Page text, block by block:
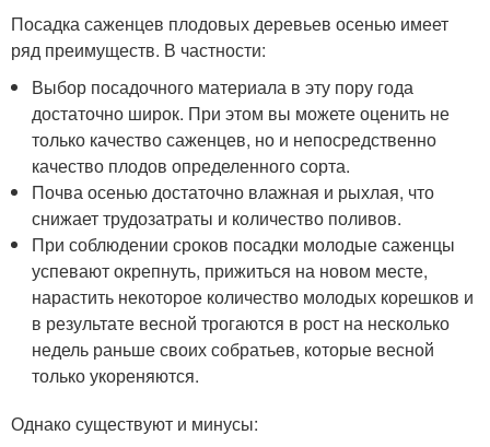
Посадка саженцев плодовых деревьев осенью имеет
ряд преимуществ. В частности:
Выбор посадочного материала в эту пору года
достаточно широк. При этом вы можете оценить не
только качество саженцев, но и непосредственно
качество плодов определенного сорта.
Почва осенью достаточно влажная и рыхлая, что
снижает трудозатраты и количество поливов.
При соблюдении сроков посадки молодые саженцы
успевают окрепнуть, прижиться на новом месте,
нарастить некоторое количество молодых корешков и
в результате весной трогаются в рост на несколько
недель раньше своих собратьев, которые весной
только укореняются.
Однако существуют и минусы: